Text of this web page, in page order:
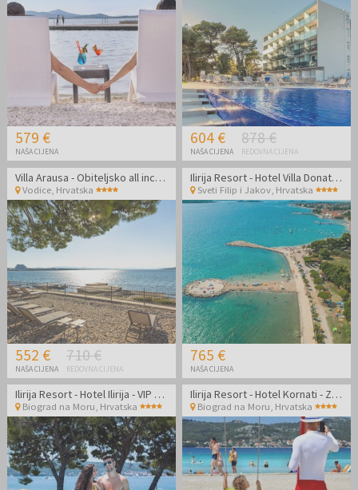
579 €
NAŠA CIJENA
604 €
NAŠA CIJENA
878 €
REDOVNA CIJENA
Villa Arausa - Obiteljsko all inclusive light ljeto - Posebna akcija
Vodice, Hrvatska
552 €
NAŠA CIJENA
710 €
REDOVNA CIJENA
Ilirija Resort - Hotel Villa Donat - Zabavno ljeto s punim pansionom
Sveti Filip i Jakov Hrvatska
765 €
NAŠA CIJENA
Ilirija Resort - Hotel Ilirija - VIP premium zabavno ljeto s punim pansionom u Biogradu - Posebna akcija
Biograd na Moru, Hrvatska
Ilirija Resort - Hotel Kornati - Zabavno ljeto s punim pansionom - Posebna akcijska cijena
Biograd na Moru, Hrvatska